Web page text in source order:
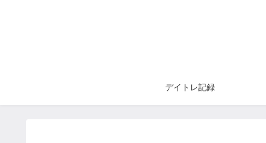
デイトレ記録